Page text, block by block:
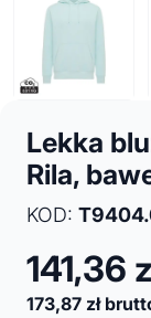
Lekka
Rila,
KOD:
141,36
173,87 zł